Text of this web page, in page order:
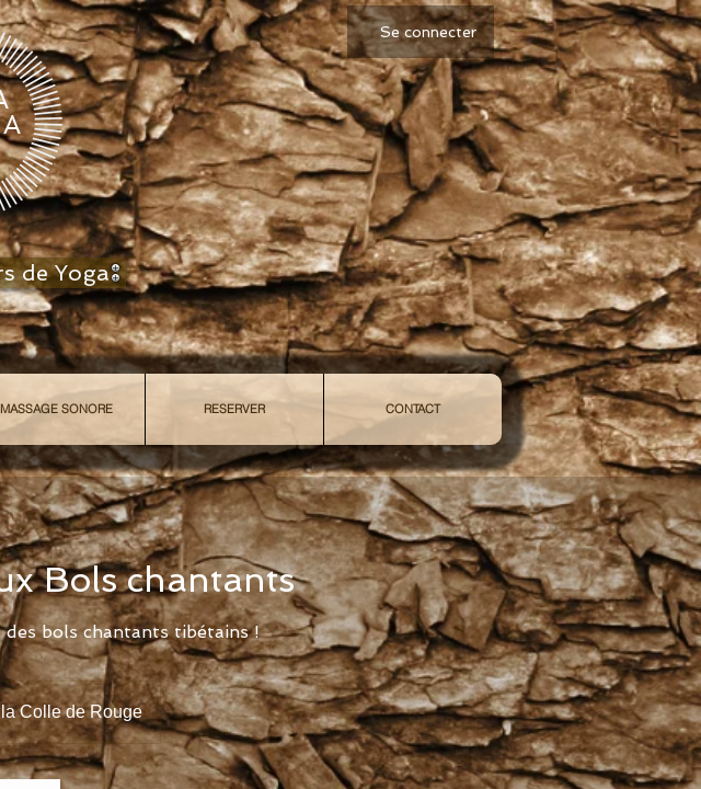
Se connecter
de Yoga
MASSAGE SONORE RESERVER CONTACT
Bols chantants
bols chantants tibétains !
Colle de Rouge